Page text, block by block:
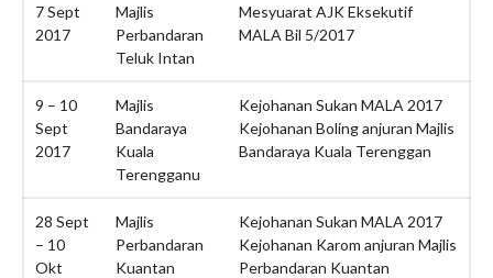
February 2023
October 2022
September 2022
August 2022
June 2022
May 2022
7 Sept
2017
Majlis
Perbandaran
Teluk Intan
Mesyuarat AJK Eksekutif
MALA Bil 5/2017
9 – 10
Sept
2017
Majlis
Bandaraya
Kuala
Terengganu
Kejohanan Sukan MALA 2017
Kejohanan Boling anjuran Majlis
Bandaraya Kuala Terenggan
28 Sept
– 10
Okt
Majlis
Perbandaran
Kuantan
Kejohanan Sukan MALA 2017
Kejohanan Karom anjuran Majlis
Perbandaran Kuantan